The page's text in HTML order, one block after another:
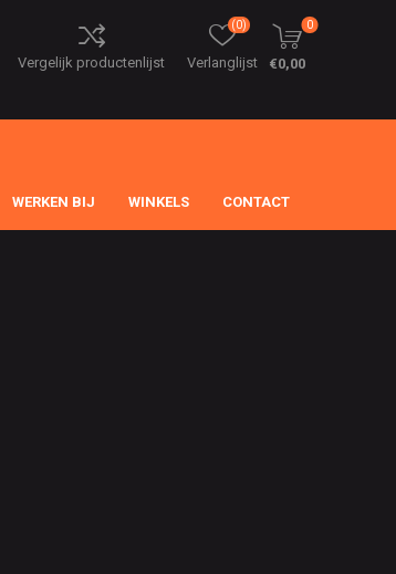
Vergelijk productenlijst Verlanglijst
(0) 0
€0,00
WERKEN BIJ WINKELS CONTACT